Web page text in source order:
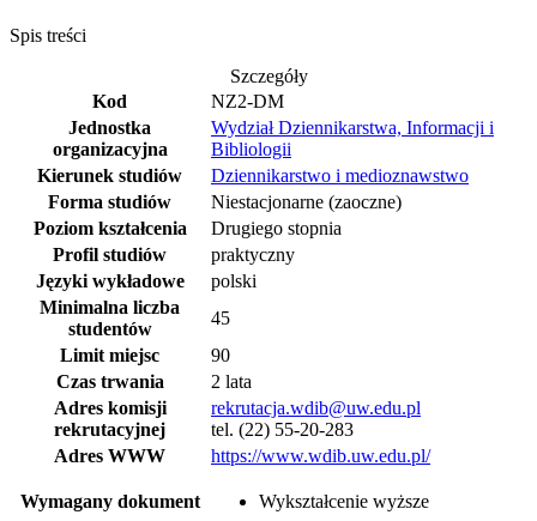
Spis treści
Szczegóły
Kod
NZ2-DM
Jednostka
organizacyjna
Wydział Dziennikarstwa, Informacji i
Bibliologii
Kierunek studiów
Dziennikarstwo i medioznawstwo
Forma studiów
Niestacjonarne (zaoczne)
Poziom kształcenia
Drugiego stopnia
Profil studiów
praktyczny
Języki wykładowe
polski
Minimalna liczba
studentów
45
Limit miejsc
90
Czas trwania
2 lata
Adres komisji
rekrutacyjnej
rekrutacja.wdib@uw.edu.pl
tel. (22) 55-20-283
Adres WWW
https://www.wdib.uw.edu.pl/
Wymagany dokument Wykształcenie wyższe